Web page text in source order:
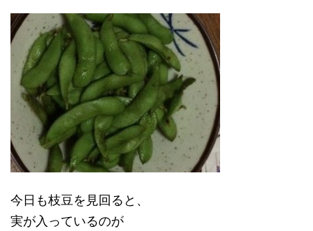
今日も枝豆を見回ると、
実が入っているのが